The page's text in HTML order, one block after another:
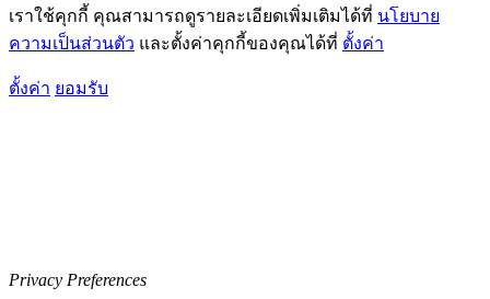
เราใช้คุกกี้ คุณสามารถดูรายละเอียดเพิ่มเติมได้ที่ นโยบาย
ความเป็นส่วนตัว และตั้งค่าคุกกี้ของคุณได้ที่ ตั้งค่า
ตั้งค่า ยอมรับ
Privacy Preferences